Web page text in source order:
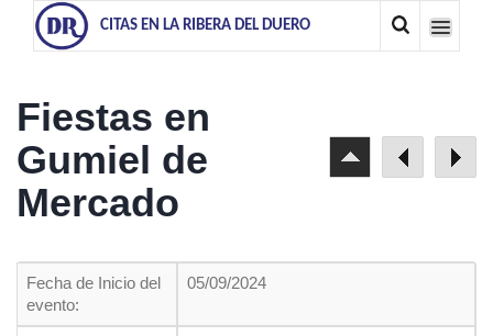
CITAS EN LA RIBERA DEL DUERO
Fiestas en
Gumiel de
Mercado
Fecha de Inicio del
evento:
05/09/2024